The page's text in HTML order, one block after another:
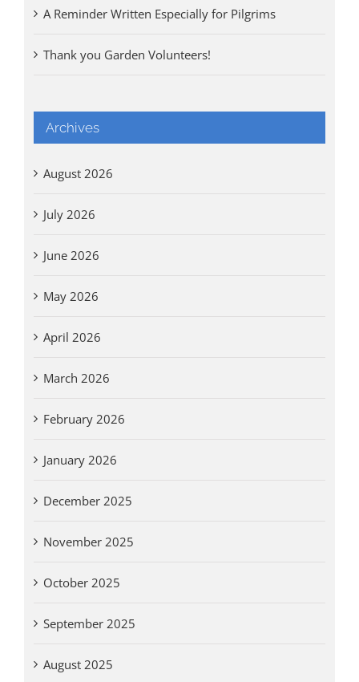
A Reminder Written Especially for Pilgrims
Thank you Garden Volunteers!
Archives
August 2026
July 2026
June 2026
May 2026
April 2026
March 2026
February 2026
January 2026
December 2025
November 2025
October 2025
September 2025
August 2025